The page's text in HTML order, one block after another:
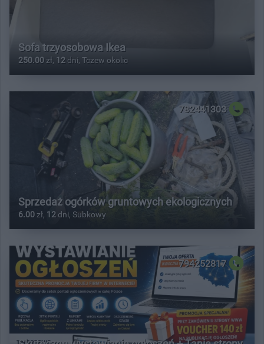
Sofa trzyosobowa Ikea
250.00 zł, 12 dni, Tczew okolic
782441303
Sprzedaż ogórków gruntowych ekologicznych
6.00 zł, 12 dni, Subkowy
794252817